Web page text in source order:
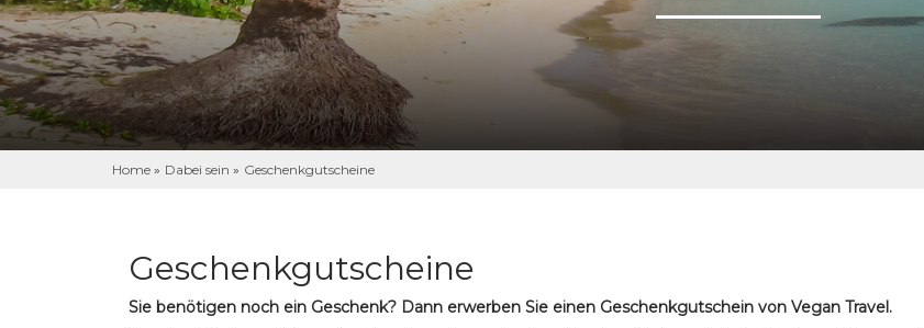
Home » Dabei sein » Geschenkgutscheine
Geschenkgutscheine
Sie benötigen noch ein Geschenk? Dann erwerben Sie einen Geschenkgutschein von Vegan Travel.